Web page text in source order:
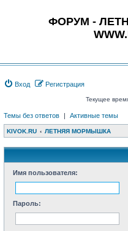
ФОРУМ -
Вход Регистрация
Текущее
Темы без ответов | Активные темы
KIVOK.RU ЛЕТНЯЯ МОРМЫШКА
Имя пользователя:
Пароль: